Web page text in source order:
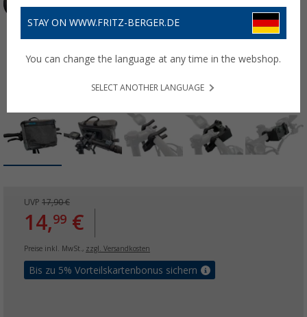
UVP 17,90 €
14,99 €
Preise inkl. MwSt., zzgl. Versandkosten
Bis zu 5% Vorteilskartenbonus sichern
STAY ON WWW.FRITZ-BERGER.DE
You can change the language at any time in the webshop.
SELECT ANOTHER LANGUAGE